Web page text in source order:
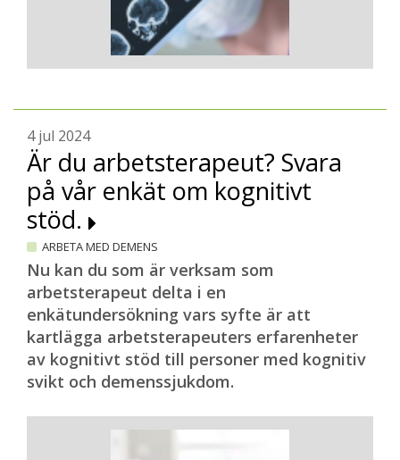
4 jul 2024
Är du arbetsterapeut? Svara
på vår enkät om kognitivt
stöd.
ARBETA MED DEMENS
Nu kan du som är verksam som
arbetsterapeut delta i en
enkätundersökning vars syfte är att
kartlägga arbetsterapeuters erfarenheter
av kognitivt stöd till personer med kognitiv
svikt och demenssjukdom.